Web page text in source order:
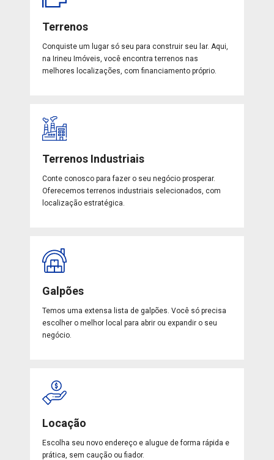
Terrenos
Conquiste um lugar só seu para construir seu lar. Aqui,
na Irineu Imóveis, você encontra terrenos nas
melhores localizações, com financiamento próprio.
Terrenos Industriais
Conte conosco para fazer o seu negócio prosperar.
Oferecemos terrenos industriais selecionados, com
localização estratégica.
Galpões
Temos uma extensa lista de galpões. Você só precisa
escolher o melhor local para abrir ou expandir o seu
negócio.
Locação
Escolha seu novo endereço e alugue de forma rápida e
prática, sem caução ou fiador.